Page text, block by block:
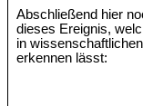
Abschließend hier
dieses Ereignis,
in
erkennen lässt: